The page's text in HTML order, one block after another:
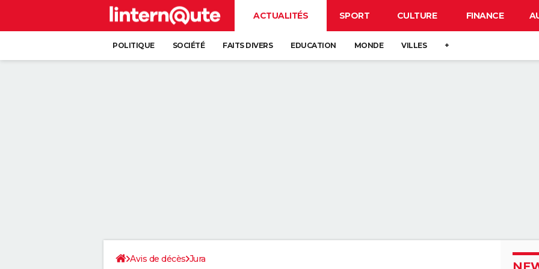
ACTUALITÉS SPORT CULTURE FINANCE
POLITIQUE SOCIÉTÉ FAITS DIVERS EDUCATION MONDE VILLES +
Avis de décès Jura